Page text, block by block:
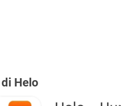
Helo